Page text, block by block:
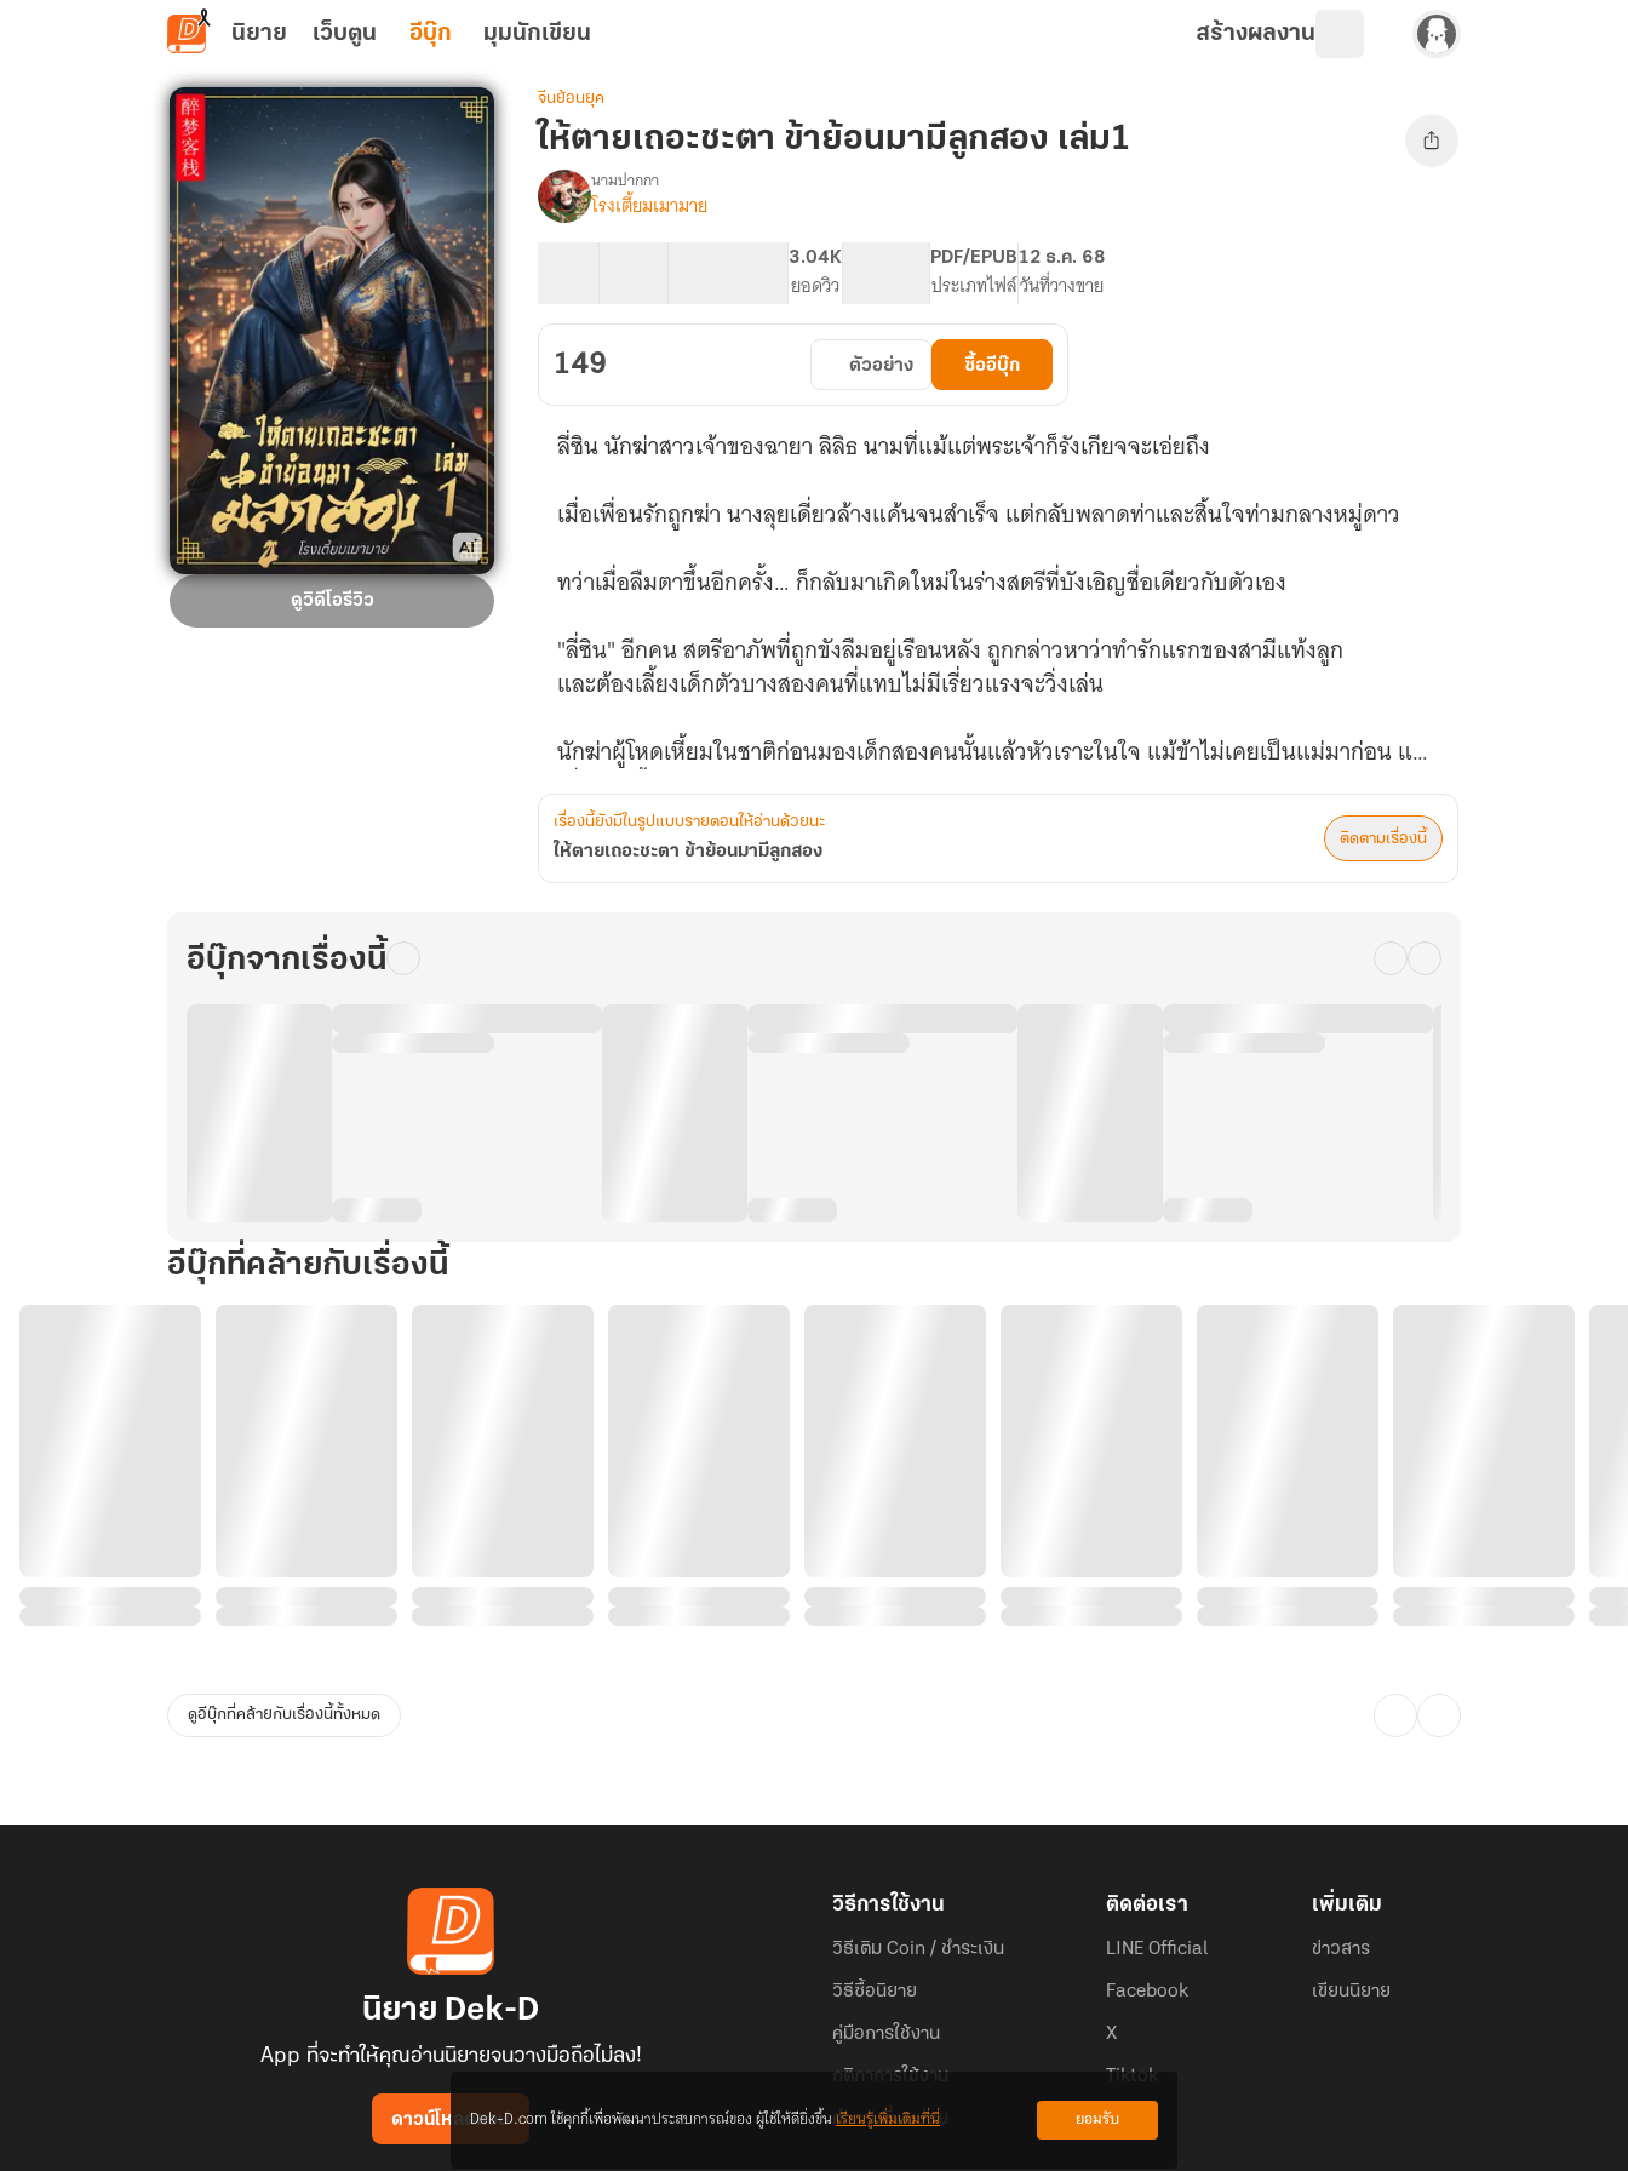
ข้ามไปยังเนื้อหาหลัก
นิยาย เว็บตูน อีบุ๊ก มุมนักเขียน สร้างผลงาน
ให้
ตาย
ดูวิดีโอรีวิว
จีนย้อนยุค
ให้ตายเถอะชะตา ข้าย้อนมามีลูกสอง เล่ม1
เรื่อง
ให้
ข้า
ย้อน
มา
มี
สอง
นามปากกา
โรงเตี้ยมเมามาย
3.04K
ยอดวิว
PDF/EPUB
ประเภทไฟล์
12 ธ.ค. 68
วันที่วางขาย
149 ตัวอย่าง ซื้ออีบุ๊ก
ลี่ซิน นักฆ่าสาวเจ้าของฉายา ลิลิธ นามที่แม้แต่พระเจ้าก็รังเกียจจะเอ่ยถึง
เมื่อเพื่อนรักถูกฆ่า นางลุยเดี่ยวล้างแค้นจนสำเร็จ แต่กลับพลาดท่าและสิ้นใจท่ามกลางหมู่ดาว
ทว่าเมื่อลืมตาขึ้นอีกครั้ง… ก็กลับมาเกิดใหม่ในร่างสตรีที่บังเอิญชื่อเดียวกับตัวเอง
"ลี่ซิน" อีกคน สตรีอาภัพที่ถูกขังลืมอยู่เรือนหลัง ถูกกล่าวหาว่าทำรักแรกของสามีแท้งลูก
และต้องเลี้ยงเด็กตัวบางสองคนที่แทบไม่มีเรี่ยวแรงจะวิ่งเล่น
นักฆ่าผู้โหดเหี้ยมในชาติก่อนมองเด็กสองคนนั้นแล้วหัวเราะในใจ แม้ข้าไม่เคยเป็นแม่มาก่อน แต่
เมื่อชาตินี้ต้องเป็น…
ข้าจะเลี้ยงให้เป็นเสือเป็นมังกร ไม่ใช่ลูกแกะที่ใครก็รังแกได้อีกต่อไป
เมื่อนักฆ่าเป็นคนเลี้ยงลูก…ก็มีเพียงอย่างเดียวที่ทั้งแผ่นดินควรทำ เมื่อได้ยินชื่อเด็กสองคนนั้น
เรื่องนี้ยังมีในรูปแบบรายตอนให้อ่านด้วยนะ
ให้ตายเถอะชะตา ข้าย้อนมามีลูกสอง
ติดตามเรื่องนี้
อีบุ๊กจากเรื่องนี้
อีบุ๊กที่คล้ายกับเรื่องนี้
ดูอีบุ๊กที่คล้ายกับเรื่องนี้ทั้งหมด
นิยาย Dek-D
App ที่จะทำให้คุณอ่านนิยายจนวางมือถือไม่ลง!
ดาวน์โหลดแอป
วิธีการใช้งาน
วิธีเติม Coin / ชำระเงิน
วิธีซื้อนิยาย
คู่มือการใช้งาน
กติกาการใช้งาน
คำถามที่พบบ่อย
ติดต่อเรา
LINE Official
Facebook
X
Tiktok
เพิ่มเติม
ข่าวสาร
เขียนนิยาย
Dek-D.com ใช้คุกกี้เพื่อพัฒนาประสบการณ์ของ ผู้ใช้ให้ดียิ่งขึ้นเรียนรู้เพิ่มเติมที่นี่ ยอมรับ